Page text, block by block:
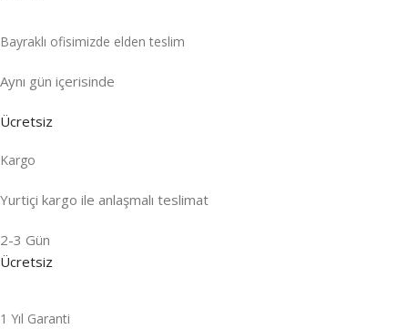
Bayraklı ofisimizde elden teslim
Aynı gün içerisinde
Ücretsiz
Kargo
Yurtiçi kargo ile anlaşmalı teslimat
2-3 Gün
Ücretsiz
1 Yıl Garanti